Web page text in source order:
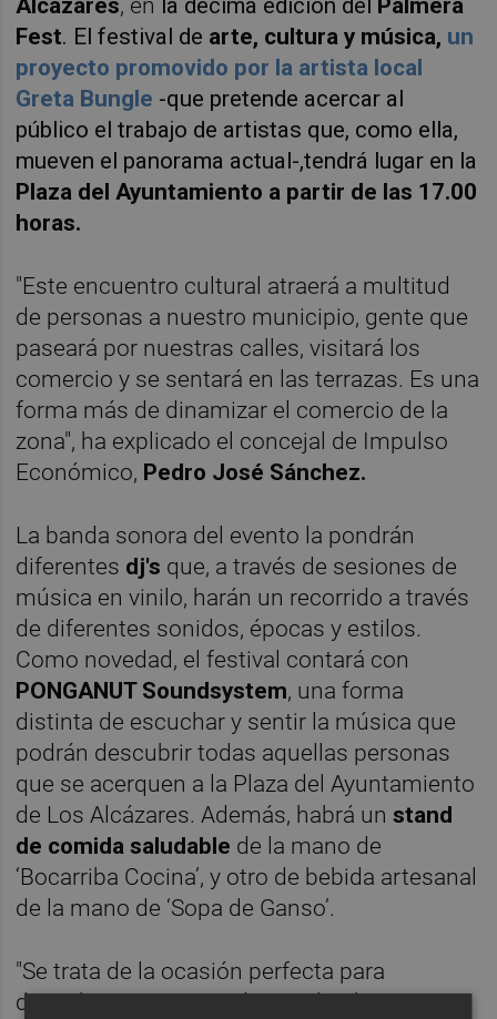
Alcázares, en la décima edición del Palmera
Fest. El festival de arte, cultura y música, un
proyecto promovido por la artista local
Greta Bungle -que pretende acercar al
público el trabajo de artistas que, como ella,
mueven el panorama actual-,tendrá lugar en la
Plaza del Ayuntamiento a partir de las 17.00
horas.
"Este encuentro cultural atraerá a multitud
de personas a nuestro municipio, gente que
paseará por nuestras calles, visitará los
comercio y se sentará en las terrazas. Es una
forma más de dinamizar el comercio de la
zona", ha explicado el concejal de Impulso
Económico, Pedro José Sánchez.
La banda sonora del evento la pondrán
diferentes dj's que, a través de sesiones de
música en vinilo, harán un recorrido a través
de diferentes sonidos, épocas y estilos.
Como novedad, el festival contará con
PONGANUT Soundsystem, una forma
distinta de escuchar y sentir la música que
podrán descubrir todas aquellas personas
que se acerquen a la Plaza del Ayuntamiento
de Los Alcázares. Además, habrá unstand
de comida saludable de la mano de
‘Bocarriba Cocina’, y otro de bebida artesanal
de la mano de ‘Sopa de Ganso’.
"Se trata de la ocasión perfecta para
descubrir creaciones únicas, hechas a